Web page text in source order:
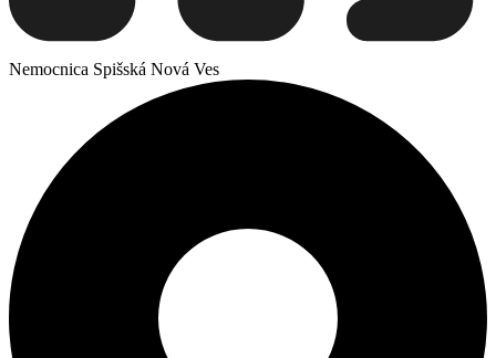
Nemocnica Spišská Nová Ves